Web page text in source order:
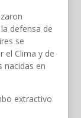
defensa de
se
el Clima y de
nacidas en
extractivo